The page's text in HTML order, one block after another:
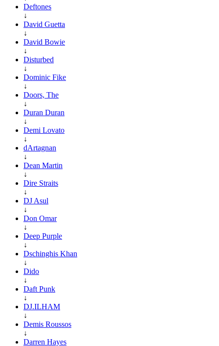
Deftones
↓
David Guetta
↓
David Bowie
↓
Disturbed
↓
Dominic Fike
↓
Doors, The
↓
Duran Duran
↓
Demi Lovato
↓
dArtagnan
↓
Dean Martin
↓
Dire Straits
↓
DJ Asul
↓
Don Omar
↓
Deep Purple
↓
Dschinghis Khan
↓
Dido
↓
Daft Punk
↓
DJ.ILHAM
↓
Demis Roussos
↓
Darren Hayes